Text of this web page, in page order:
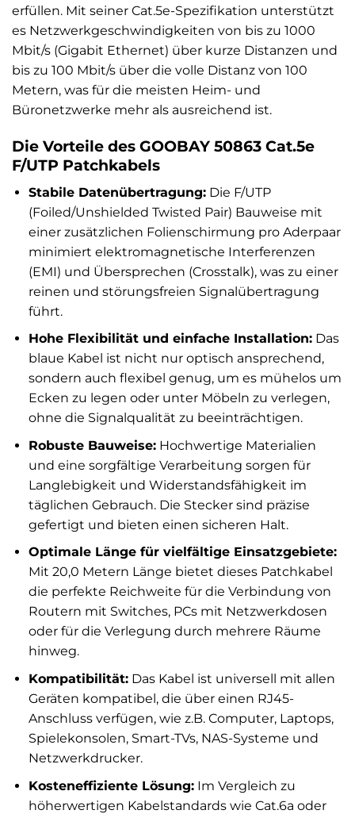
erfüllen. Mit seiner Cat.5e-Spezifikation unterstützt
es Netzwerkgeschwindigkeiten von bis zu 1000
Mbit/s (Gigabit Ethernet) über kurze Distanzen und
bis zu 100 Mbit/s über die volle Distanz von 100
Metern, was für die meisten Heim- und
Büronetzwerke mehr als ausreichend ist.
Die Vorteile des GOOBAY 50863 Cat.5e
F/UTP Patchkabels
Stabile Datenübertragung:Die F/UTP
(Foiled/Unshielded Twisted Pair) Bauweise mit
einer zusätzlichen Folienschirmung pro Aderpaar
minimiert elektromagnetische Interferenzen
(EMI) und Übersprechen (Crosstalk), was zu einer
reinen und störungsfreien Signalübertragung
führt.
Hohe Flexibilität und einfache Installation:Das
blaue Kabel ist nicht nur optisch ansprechend,
sondern auch flexibel genug, um es mühelos um
Ecken zu legen oder unter Möbeln zu verlegen,
ohne die Signalqualität zu beeinträchtigen.
Robuste Bauweise:Hochwertige Materialien
und eine sorgfältige Verarbeitung sorgen für
Langlebigkeit und Widerstandsfähigkeit im
täglichen Gebrauch. Die Stecker sind präzise
gefertigt und bieten einen sicheren Halt.
Optimale Länge für vielfältige Einsatzgebiete:
Mit 20,0 Metern Länge bietet dieses Patchkabel
die perfekte Reichweite für die Verbindung von
Routern mit Switches, PCs mit Netzwerkdosen
oder für die Verlegung durch mehrere Räume
hinweg.
Kompatibilität:Das Kabel ist universell mit allen
Geräten kompatibel, die über einen RJ45-
Anschluss verfügen, wie z.B. Computer, Laptops,
Spielekonsolen, Smart-TVs, NAS-Systeme und
Netzwerkdrucker.
Kosteneffiziente Lösung:Im Vergleich zu
höherwertigen Kabelstandards wie Cat.6a oder